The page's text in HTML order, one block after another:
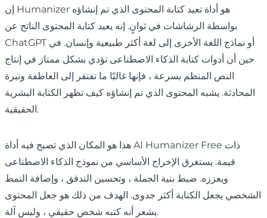
إن Humanizer هو أداة تعيد كتابة المحتوى الذي تم إنشاؤه
بواسطة الرشاشات في ثوانٍ. إنه يعيد كتابة المحتوى الناتج عن
ChatGPT أو نماذج اللغة الأخرى إلى لغة أكثر طبيعية وإنسان. في
حين أن أدوات كتابة الذكاء الاصطناعى تؤدي بشكل ممتاز في إنتاج
النص المنظم بسرعة ، فإنها غالبًا ما تفتقر إلى العاطفة ونبرة
المحادثة. يشبه المحتوى الذي تم إنشاؤه كيف تظهر الكتابة البشرية
الحقيقية.
هذا هو المكان الذي تصبح فيه أداة AI Humanizer Free ذات
قيمة. يستغرق الإخراج الأساسي من نموذج الذكاء الاصطناعى
ويعززه. ضبط بنية الجملة ، وتحسين التدفق ، وإضافة النمط
الشخصي يجعل الكتابة أكثر جدوى. الهدف من ذلك هو جعل المحتوى
يشعر أنه كتبه شخص حقيقي ، وليس آلة.